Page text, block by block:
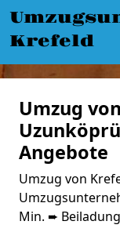
Krefeld
Umzug
Angebote
Umzug von
Min. ➨